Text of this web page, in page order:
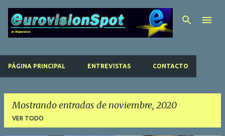
Ir al contenido principal
PÁGINA PRINCIPAL ENTREVISTAS CONTACTO
Mostrando entradas de noviembre, 2020
VER TODO